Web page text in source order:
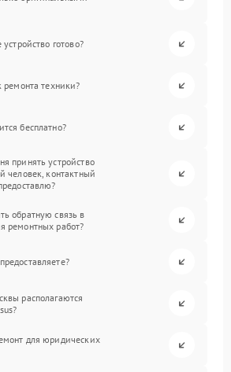
готово?
ремонта техники?
бесплатно?
принять устройство
человек, контактный
обратную связь в
ремонтных работ?
располагаются
для юридических